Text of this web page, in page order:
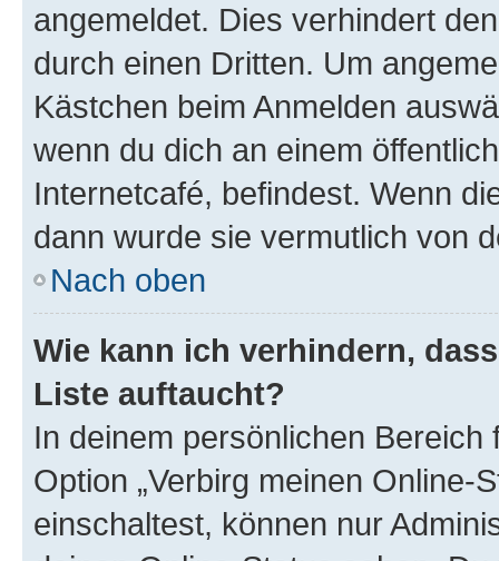
angemeldet. Dies verhindert
durch einen Dritten. Um
Kästchen beim Anmelden
wenn du dich an einem
Internetcafé, befindest. Wenn
dann wurde sie vermutlich von
Nach oben
Wie kann ich verhindern,
Liste auftaucht?
In deinem persönlichen
Option „Verbirg meinen Online-
einschaltest, können nur